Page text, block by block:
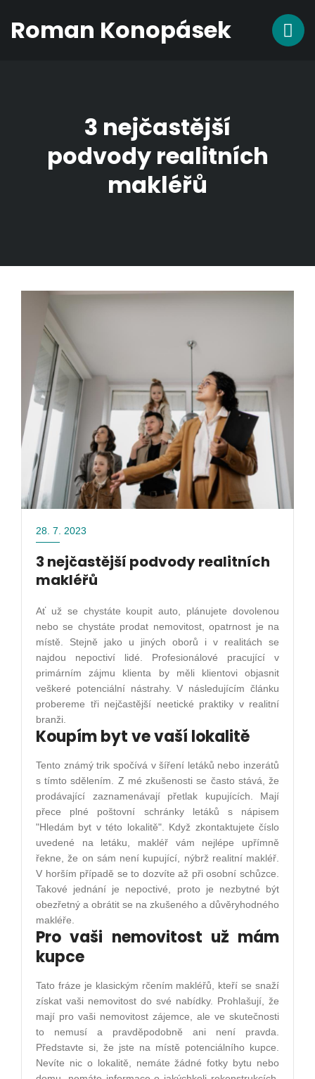
Roman Konopásek
3 nejčastější
podvody realitních
makléřů
28. 7. 2023
3 nejčastější podvody realitních
makléřů
Ať už se chystáte koupit auto, plánujete dovolenou
nebo se chystáte prodat nemovitost, opatrnost je na
místě. Stejně jako u jiných oborů i v realitách se
najdou nepoctiví lidé. Profesionálové pracující v
primárním zájmu klienta by měli klientovi objasnit
veškeré potenciální nástrahy. V následujícím článku
probereme tři nejčastější neetické praktiky v realitní
branži.
Koupím byt ve vaší lokalitě
Tento známý trik spočívá v šíření letáků nebo inzerátů
s tímto sdělením. Z mé zkušenosti se často stává, že
prodávající zaznamenávají přetlak kupujících. Mají
přece plné poštovní schránky letáků s nápisem
"Hledám byt v této lokalitě". Když zkontaktujete číslo
uvedené na letáku, makléř vám nejlépe upřímně
řekne, že on sám není kupující, nýbrž realitní makléř.
V horším případě se to dozvíte až při osobní schůzce.
Takové jednání je nepoctivé, proto je nezbytné být
obezřetný a obrátit se na zkušeného a důvěryhodného
makléře.
Pro vaši nemovitost už mám
kupce
Tato fráze je klasickým rčením makléřů, kteří se snaží
získat vaši nemovitost do své nabídky. Prohlašují, že
mají pro vaši nemovitost zájemce, ale ve skutečnosti
to nemusí a pravděpodobně ani není pravda.
Představte si, že jste na místě potenciálního kupce.
Nevíte nic o lokalitě, nemáte žádné fotky bytu nebo